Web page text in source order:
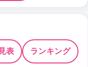
表 ランキング